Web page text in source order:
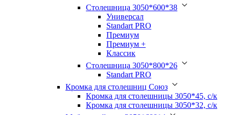
Столешница 3050*600*38
Универсал
Standart PRO
Премиум
Премиум +
Классик
Столешница 3050*800*26
Standart PRO
Кромка для столешниц Союз
Кромка для столешницы 3050*45, с/к
Кромка для столешницы 3050*32, с/к